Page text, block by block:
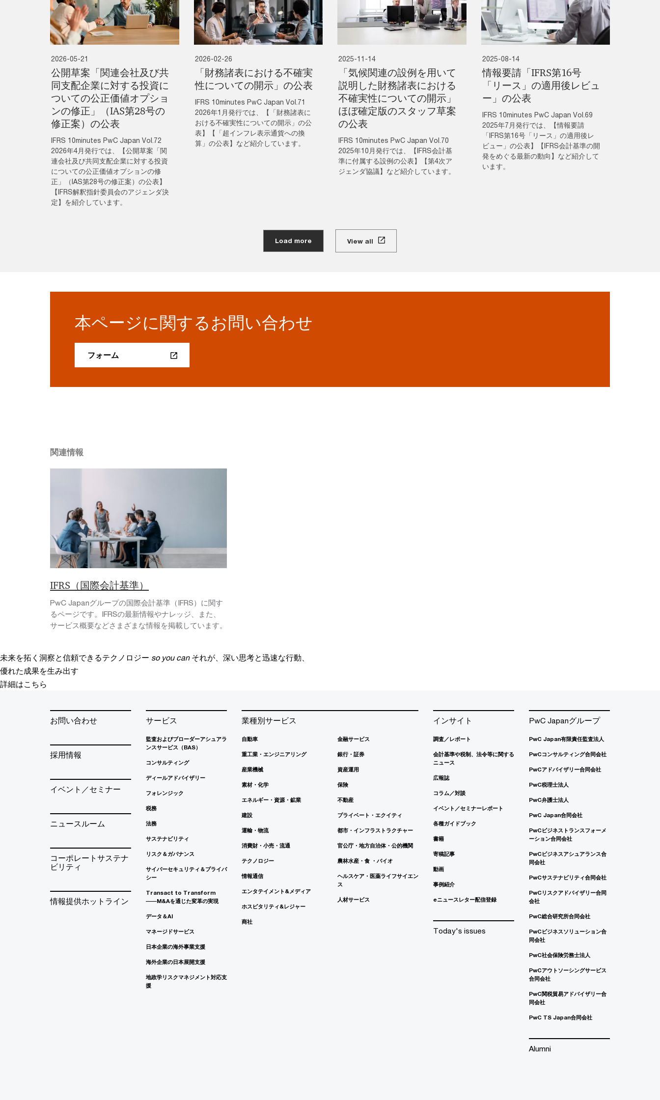
2026-05-21
公開草案「関連会社及び共
同支配企業に対する投資に
ついての公正価値オプショ
ンの修正」（IAS第28号の
修正案）の公表
IFRS 10minutes PwC Japan Vol.72
2026年4月発行では、【公開草案「関
連会社及び共同支配企業に対する投資
についての公正価値オプションの修
正」（IAS第28号の修正案）の公表】
【IFRS解釈指針委員会のアジェンダ決
定】を紹介しています。
2026-02-26
「財務諸表における不確実
性についての開示」の公表
IFRS 10minutes PwC Japan Vol.71
2026年1月発行では、【「財務諸表に
おける不確実性についての開示」の公
表】【「超インフレ表示通貨への換
算」の公表】など紹介しています。
2025-11-14
「気候関連の設例を用いて
説明した財務諸表における
不確実性についての開示」
ほぼ確定版のスタッフ草案
の公表
IFRS 10minutes PwC Japan Vol.70
2025年10月発行では、【IFRS会計基
準に付属する設例の公表】【第4次ア
ジェンダ協議】など紹介しています。
2025-08-14
情報要請「IFRS第16号
「リース」の適用後レビュ
ー」の公表
IFRS 10minutes PwC Japan Vol.69
2025年7月発行では、【情報要請
「IFRS第16号「リース」の適用後レ
ビュー」の公表】【IFRS会計基準の開
発をめぐる最新の動向】など紹介して
います。
Load more View all
本ページに関するお問い合わせ
フォーム
関連情報
IFRS（国際会計基準）
PwC Japanグループの国際会計基準（IFRS）に関す
るページです。IFRSの最新情報やナレッジ、また、
サービス概要などさまざまな情報を掲載しています。
未来を拓く洞察と信頼できるテクノロジー so you can それが、深い思考と迅速な行動、
優れた成果を生み出す
詳細はこちら
お問い合わせ
採用情報
イベント／セミナー
ニュースルーム
コーポレートサステナ
ビリティ
情報提供ホットライン
サービス
監査およびブローダーアシュアラ
ンスサービス（BAS）
コンサルティング
ディールアドバイザリー
フォレンジック
税務
法務
サステナビリティ
リスク＆ガバナンス
サイバーセキュリティ＆プライバ
シー
Transact to Transform
――M&Aを通じた変革の実現
データ＆AI
マネージドサービス
日本企業の海外事業支援
海外企業の日本展開支援
地政学リスクマネジメント対応支
援
業種別サービス
自動車
重工業・エンジニアリング
産業機械
素材・化学
エネルギー・資源・鉱業
建設
運輸・物流
消費財・小売・流通
テクノロジー
情報通信
エンタテイメント&メディア
ホスピタリティ&レジャー
商社
金融サービス
銀行・証券
資産運用
保険
不動産
プライベート・エクイティ
都市・インフラストラクチャー
官公庁・地方自治体・公的機関
農林水産・食 ・バイオ
ヘルスケア・医薬ライフサイエン
ス
人材サービス
インサイト
調査／レポート
会計基準や税制、法令等に関する
ニュース
広報誌
コラム／対談
イベント／セミナーレポート
各種ガイドブック
書籍
寄稿記事
動画
事例紹介
eニュースレター配信登録
Today's issues
PwC Japanグループ
PwC Japan有限責任監査法人
PwCコンサルティング合同会社
PwCアドバイザリー合同会社
PwC税理士法人
PwC弁護士法人
PwC Japan合同会社
PwCビジネストランスフォーメ
ーション合同会社
PwCビジネスアシュアランス合
同会社
PwCサステナビリティ合同会社
PwCリスクアドバイザリー合同
会社
PwC総合研究所合同会社
PwCビジネスソリューション合
同会社
PwC社会保険労務士法人
PwCアウトソーシングサービス
合同会社
PwC関税貿易アドバイザリー合
同会社
PwC TS Japan合同会社
Alumni